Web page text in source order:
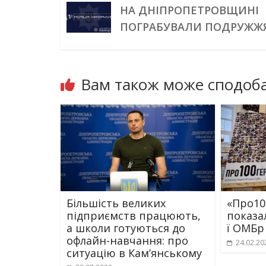
НА ДНІПРОПЕТРОВЩИНІ
ПОГРАБУВАЛИ
Вам також може
Більшість великих
підприємств працюють,
а школи готуються до
офлайн-навчання: про
ситуацію в Кам’янському
ї ОМБр